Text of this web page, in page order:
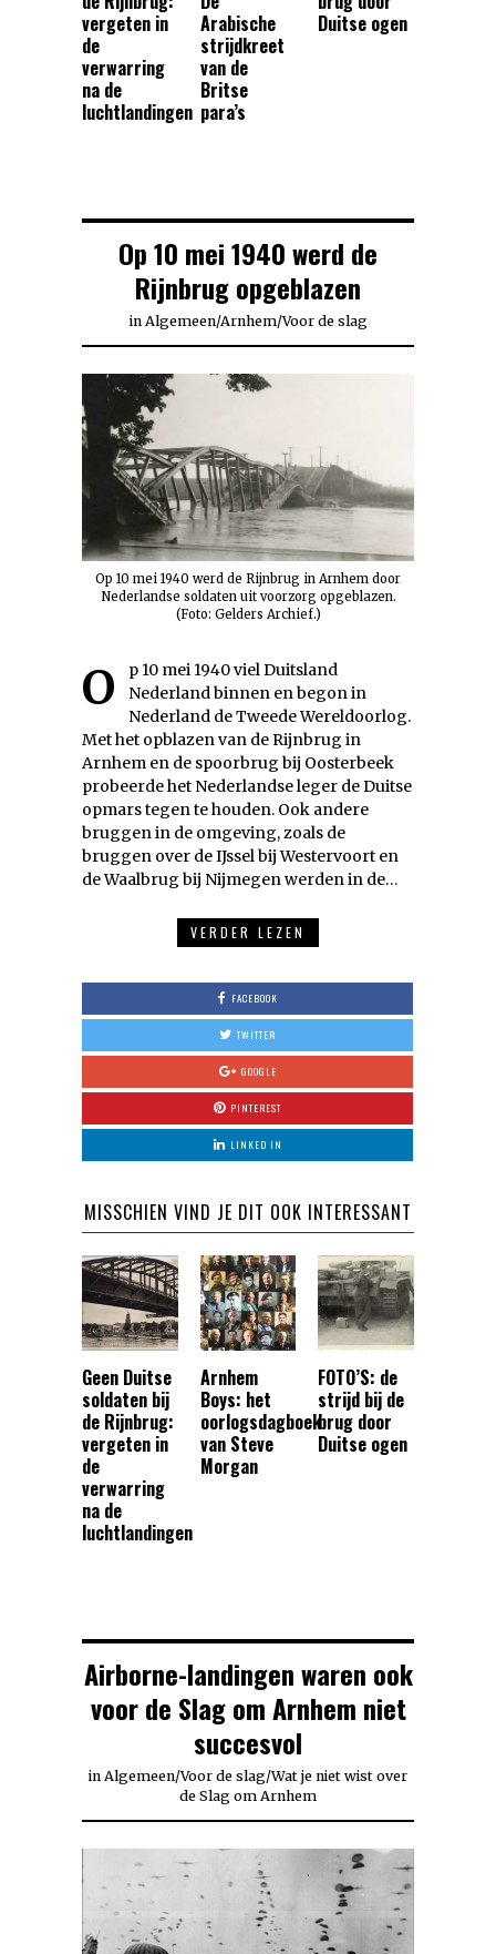
vergeten in
de
verwarring
na de
luchtlandingen
Arabische
strijdkreet
van de
Britse
para’s
Duitse ogen
Op 10 mei 1940 werd de
Rijnbrug opgeblazen
in Algemeen/Arnhem/Voor de slag
Op 10 mei 1940 werd de Rijnbrug in Arnhem door
Nederlandse soldaten uit voorzorg opgeblazen.
(Foto: Gelders Archief.)
Op 10 mei 1940 viel Duitsland
Nederland binnen en begon in
Nederland de Tweede Wereldoorlog.
Met het opblazen van de Rijnbrug in
Arnhem en de spoorbrug bij Oosterbeek
probeerde het Nederlandse leger de Duitse
opmars tegen te houden. Ook andere
bruggen in de omgeving, zoals de
bruggen over de IJssel bij Westervoort en
de Waalbrug bij Nijmegen werden in de…
VERDER LEZEN
FACEBOOK
TWITTER
GOOGLE
PINTEREST
LINKED IN
MISSCHIEN VIND JE DIT OOK INTERESSANT
Geen Duitse
soldaten bij
de Rijnbrug:
vergeten in
de
verwarring
na de
luchtlandingen
Arnhem
Boys: het
oorlogsdagboek
van Steve
Morgan
FOTO’S: de
strijd bij de
brug door
Duitse ogen
Airborne-landingen waren ook
voor de Slag om Arnhem niet
succesvol
in Algemeen/Voor de slag/Wat je niet wist over
de Slag om Arnhem